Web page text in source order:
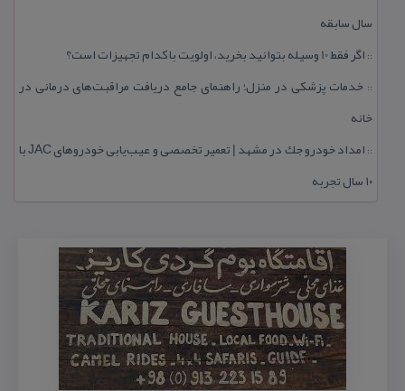
سال سابقه
:: اگر فقط 10 وسیله بتوانید بخرید، اولویت با كدام تجهیزات است؟
:: خدمات پزشكی در منزل؛ راهنمای جامع دریافت مراقبت‌های درمانی در
خانه
::
امداد خودرو جك در مشهد | تعمیر تخصصی و عیب‌یابی خودروهای JAC با
۱۰ سال تجربه